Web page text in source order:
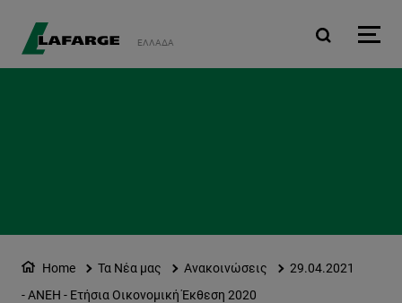
ΕΛΛΆΔΑ
Home Τα Νέα μας Ανακοινώσεις
29.04.2021
- ΑΝΕΗ - Ετήσια Οικονομική Έκθεση 2020